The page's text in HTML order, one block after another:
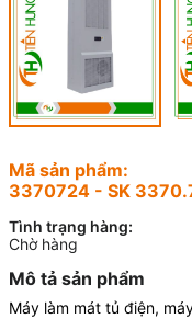
Mã sản phẩm:
3370724 - SK
Tình trạng hàng:
Chờ hàng
Mô tả sản phẩm
Máy làm mát tủ điện,